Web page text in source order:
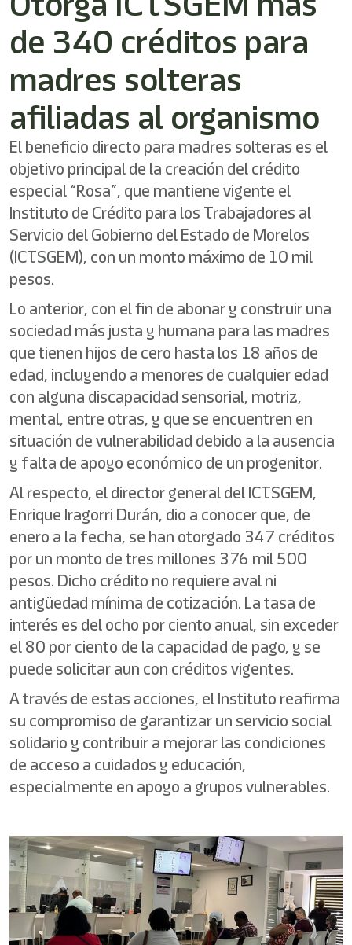
de 340 créditos para
madres solteras
afiliadas al organismo
El beneficio directo para madres solteras es el
objetivo principal de la creación del crédito
especial “Rosa”, que mantiene vigente el
Instituto de Crédito para los Trabajadores al
Servicio del Gobierno del Estado de Morelos
(ICTSGEM), con un monto máximo de 10 mil
pesos.
Lo anterior, con el fin de abonar y construir una
sociedad más justa y humana para las madres
que tienen hijos de cero hasta los 18 años de
edad, incluyendo a menores de cualquier edad
con alguna discapacidad sensorial, motriz,
mental, entre otras, y que se encuentren en
situación de vulnerabilidad debido a la ausencia
y falta de apoyo económico de un progenitor.
Al respecto, el director general del ICTSGEM,
Enrique Iragorri Durán, dio a conocer que, de
enero a la fecha, se han otorgado 347 créditos
por un monto de tres millones 376 mil 500
pesos. Dicho crédito no requiere aval ni
antigüedad mínima de cotización. La tasa de
interés es del ocho por ciento anual, sin exceder
el 80 por ciento de la capacidad de pago, y se
puede solicitar aun con créditos vigentes.
A través de estas acciones, el Instituto reafirma
su compromiso de garantizar un servicio social
solidario y contribuir a mejorar las condiciones
de acceso a cuidados y educación,
especialmente en apoyo a grupos vulnerables.